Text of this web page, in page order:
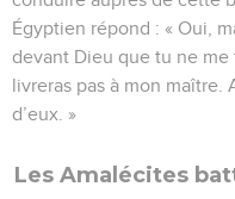
Égyptien répond : « Oui,
devant Dieu que tu ne
livreras pas à mon maître.
d’eux. »
Les Amalécites